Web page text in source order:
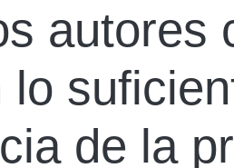
autores
lo
de la